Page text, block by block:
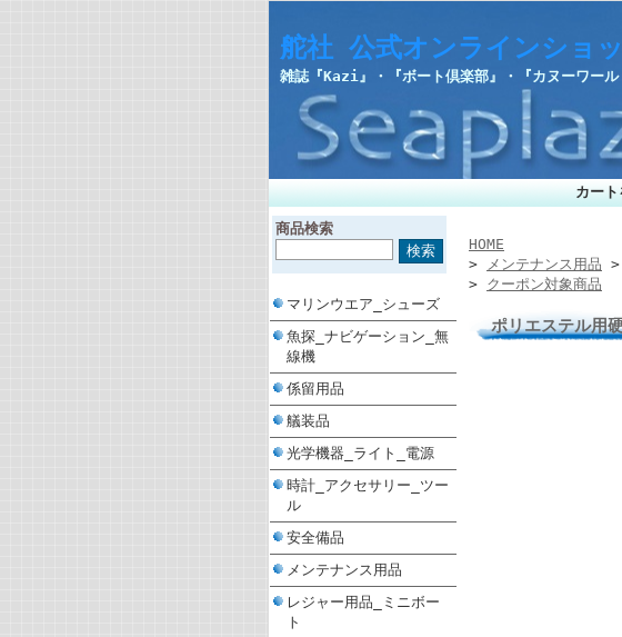
舵社 公式オンラインショ
雑誌『Kazi』・『ボート倶楽部』・『カヌーワー
カート
商品検索
マリンウエア_シューズ
魚探_ナビゲーション_無
線機
係留用品
艤装品
光学機器_ライト_電源
時計_アクセサリー_ツー
ル
安全備品
メンテナンス用品
レジャー用品_ミニボー
ト
HOME
>
メンテナンス用品 >
> クーポン対象商品
ポリエステル